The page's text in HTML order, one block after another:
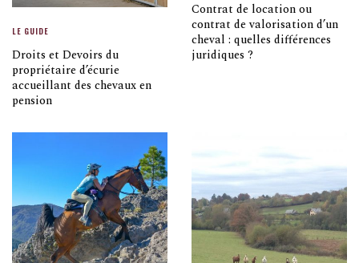
LE GUIDE
Droits et Devoirs du
propriétaire d’écurie
accueillant des chevaux en
pension
Contrat de location ou
contrat de valorisation d’un
cheval : quelles différences
juridiques ?